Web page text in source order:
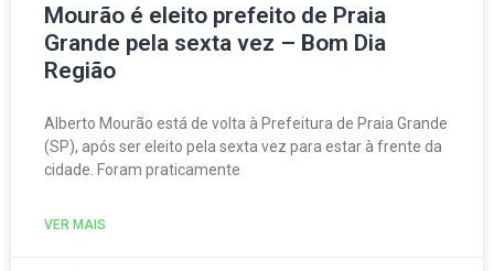
Mourão é eleito prefeito de Praia
Grande pela sexta vez – Bom Dia
Região
Alberto Mourão está de volta à Prefeitura de Praia Grande
(SP), após ser eleito pela sexta vez para estar à frente da
cidade. Foram praticamente
VER MAIS